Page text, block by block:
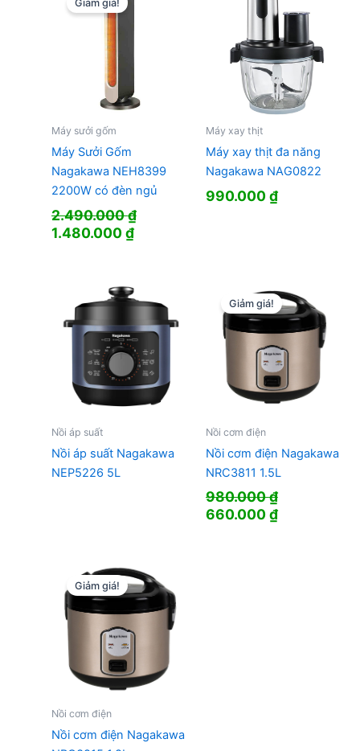
Giảm giá!
Máy sưởi gốm
Máy Sưởi Gốm
Nagakawa NEH8399
2200W có đèn ngủ
2.490.000₫
Giá
2.490.000 ₫.
1.480.000₫Giá
là:
1.480.000 ₫.
Máy xay thịt
Máy xay thịt đa năng
Nagakawa NAG0822
990.000₫
Nồi áp suất
Nồi áp suất Nagakawa
NEP5226 5L
Giảm giá!
Nồi cơm điện
Nồi cơm điện Nagakawa
NRC3811 1.5L
980.000₫
Giá
660.000₫Giá
Giảm giá!
Nồi cơm điện
Nồi cơm điện Nagakawa